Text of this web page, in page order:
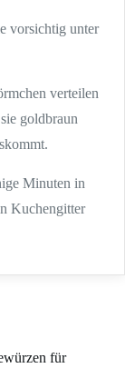
vorsichtig unter
verteilen
goldbraun
Minuten in
Kuchengitter
für